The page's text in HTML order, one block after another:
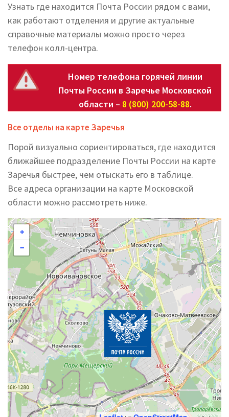
Узнать где находится Почта России рядом с вами,
как работают отделения и другие актуальные
справочные материалы можно просто через
телефон колл-центра.
Номер телефона горячей линии
Почты России в Заречье Московской
области – 8 (800) 200-58-88.
Все отделы на карте Заречья
Порой визуально сориентироваться, где находится
ближайшее подразделение Почты России на карте
Заречья быстрее, чем отыскать его в таблице.
Все адреса организации на карте Московской
области можно рассмотреть ниже.
+
−